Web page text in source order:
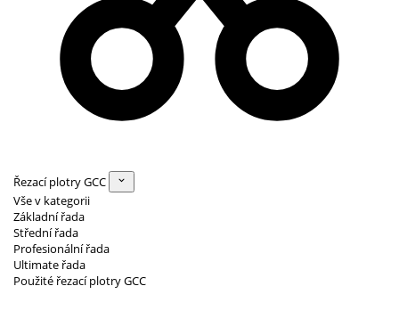
Řezací plotry GCC
Vše v kategorii
Základní řada
Střední řada
Profesionální řada
Ultimate řada
Použité řezací plotry GCC